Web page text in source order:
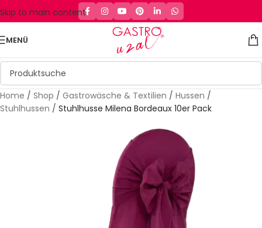
Skip to main content
MENÜ
Home / Shop / Gastrowäsche & Textilien / Hussen /
Stuhlhussen / Stuhlhusse Milena Bordeaux 10er Pack